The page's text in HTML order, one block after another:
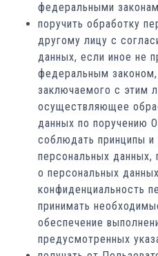
федеральными
поручить обработку
другому лицу с
данных, если иное не
федеральным законом,
заключаемого с этим
осуществляющее
данных по поручению
соблюдать принципы и
персональных
о персональных
конфиденциальность
принимать
обеспечение
предусмотренных